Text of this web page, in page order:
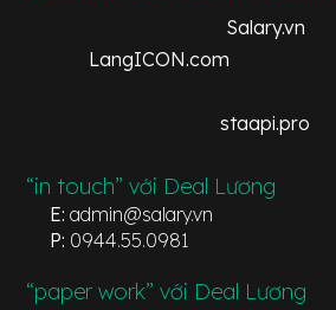
Salary.vn
LangICON.com
staapi.pro
“in touch” với Deal Lương
E: admin@salary.vn
P: 0944.55.0981
“paper work” với Deal Lương